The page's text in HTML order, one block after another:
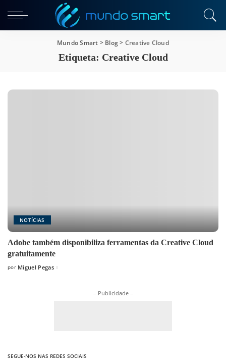
Mundo Smart > Blog> Creative Cloud
Etiqueta: Creative Cloud
NOTÍCIAS
Adobe também disponibiliza ferramentas da Creative Cloud
gratuitamente
Posted
por Miguel Pegas
– Publicidade –
SEGUE-NOS NAS REDES SOCIAIS